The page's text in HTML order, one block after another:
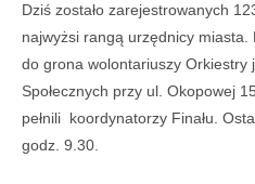
Dziś zostało zarejestrowanych
najwyżsi rangą urzędnicy miasta.
do grona wolontariuszy Orkiestry
Społecznych przy ul. Okopowej
pełnili koordynatorzy Finału.
godz. 9.30.